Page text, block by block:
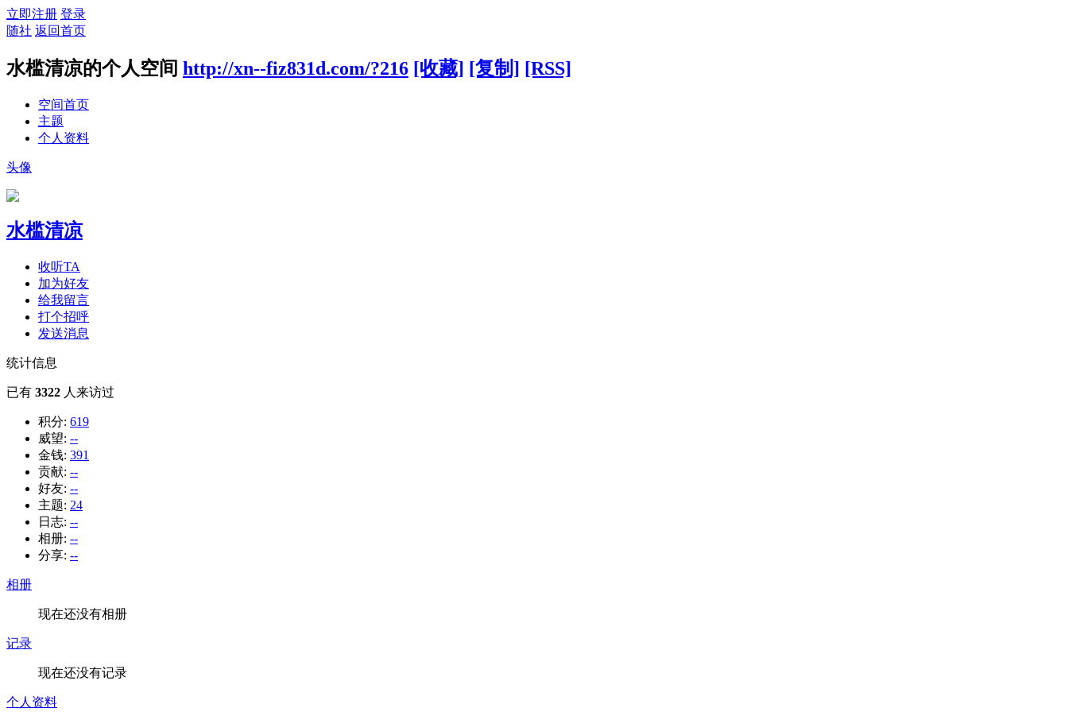
立即注册 登录
随社 返回首页
水槛清凉的个人空间 http://xn--fiz831d.com/?216 [收藏] [复制] [RSS]
空间首页
主题
个人资料
头像
水槛清凉
收听TA
加为好友
给我留言
打个招呼
发送消息
统计信息
已有 3322 人来访过
积分: 619
威望: --
金钱: 391
贡献: --
好友: --
主题: 24
日志: --
相册: --
分享: --
相册
现在还没有相册
记录
现在还没有记录
个人资料